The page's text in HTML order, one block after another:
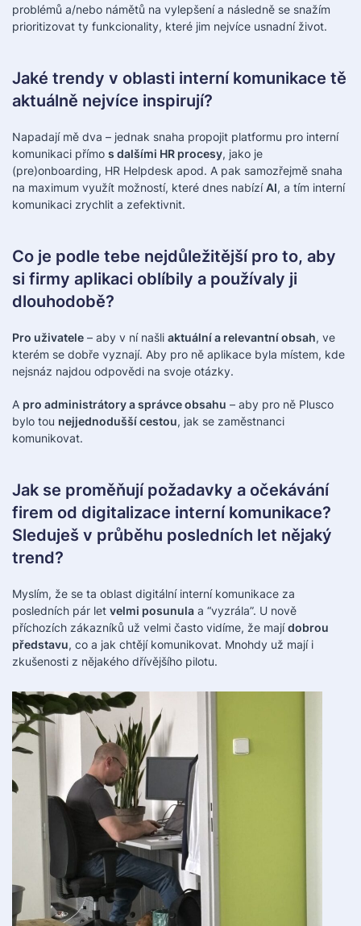
problémů a/nebo námětů na vylepšení a následně se snažím
prioritizovat ty funkcionality, které jim nejvíce usnadní život.
Jaké trendy v oblasti interní komunikace tě
aktuálně nejvíce inspirují?
Napadají mě dva – jednak snaha propojit platformu pro interní
komunikaci přímo s dalšími HR procesy, jako je
(pre)onboarding, HR Helpdesk apod. A pak samozřejmě snaha
na maximum využít možností, které dnes nabízíAI, a tím interní
komunikaci zrychlit a zefektivnit.
Co je podle tebe nejdůležitější pro to, aby
si firmy aplikaci oblíbily a používaly ji
dlouhodobě?
Pro uživatele – aby v ní našli aktuální a relevantní obsah, ve
kterém se dobře vyznají. Aby pro ně aplikace byla místem, kde
nejsnáz najdou odpovědi na svoje otázky.
A pro administrátory a správce obsahu – aby pro ně Plusco
bylo tou nejjednodušší cestou, jak se zaměstnanci
komunikovat.
Jak se proměňují požadavky a očekávání
firem od digitalizace interní komunikace?
Sleduješ v průběhu posledních let nějaký
trend?
Myslím, že se ta oblast digitální interní komunikace za
posledních pár let velmi posunula a “vyzrála”. U nově
příchozích zákazníků už velmi často vidíme, že majídobrou
představu, co a jak chtějí komunikovat. Mnohdy už mají i
zkušenosti z nějakého dřívějšího pilotu.